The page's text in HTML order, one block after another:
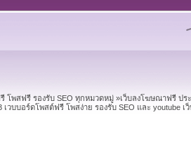
โพสฟรี รองรับ SEO ทุกหมวดหมู่ »เว็บลงโฆษณาฟรี
เวบบอร์ดโพสต์ฟรี โพสง่าย รองรับ SEO และ